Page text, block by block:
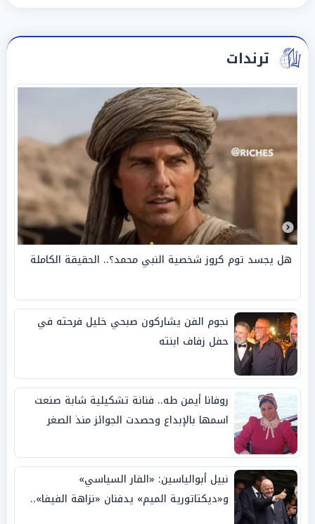
ترندات
هل يجسد توم كروز شخصية النبي محمد؟.. الحقيقة الكاملة
نجوم الفن يشاركون صبحي خليل فرحته في
حفل زفاف ابنته
روفانا أيمن طه.. فنانة تشكيلية شابة صنعت
اسمها بالإبداع وحصدت الجوائز منذ الصغر
نبيل أبوالياسين: «الفار السياسي»
و«ديكتاتورية الميم» يدفنان «نزاهة الفيفا»..